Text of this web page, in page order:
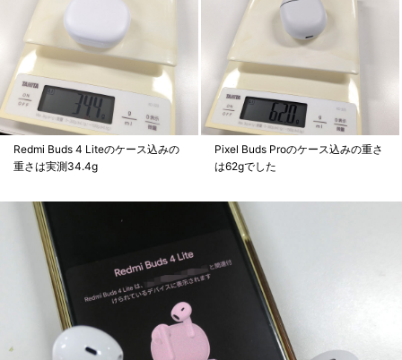
Redmi Buds 4 Liteのケース込みの
重さは実測34.4g
Pixel Buds Proのケース込みの重さ
は62gでした